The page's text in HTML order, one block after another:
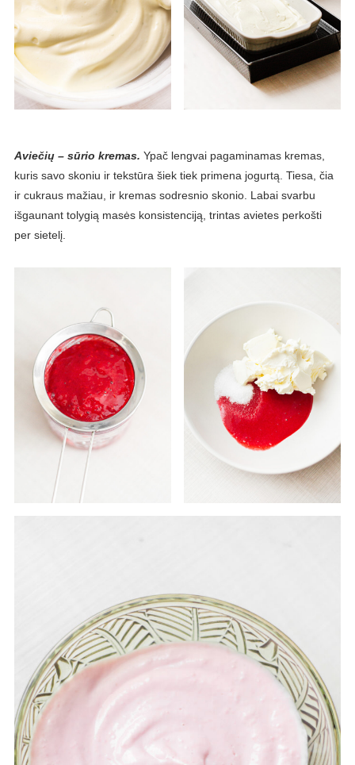
Aviečių – sūrio kremas. Ypač lengvai pagaminamas kremas,
kuris savo skoniu ir tekstūra šiek tiek primena jogurtą. Tiesa, čia
ir cukraus mažiau, ir kremas sodresnio skonio. Labai svarbu
išgaunant tolygią masės konsistenciją, trintas avietes perkošti
per sietelį.